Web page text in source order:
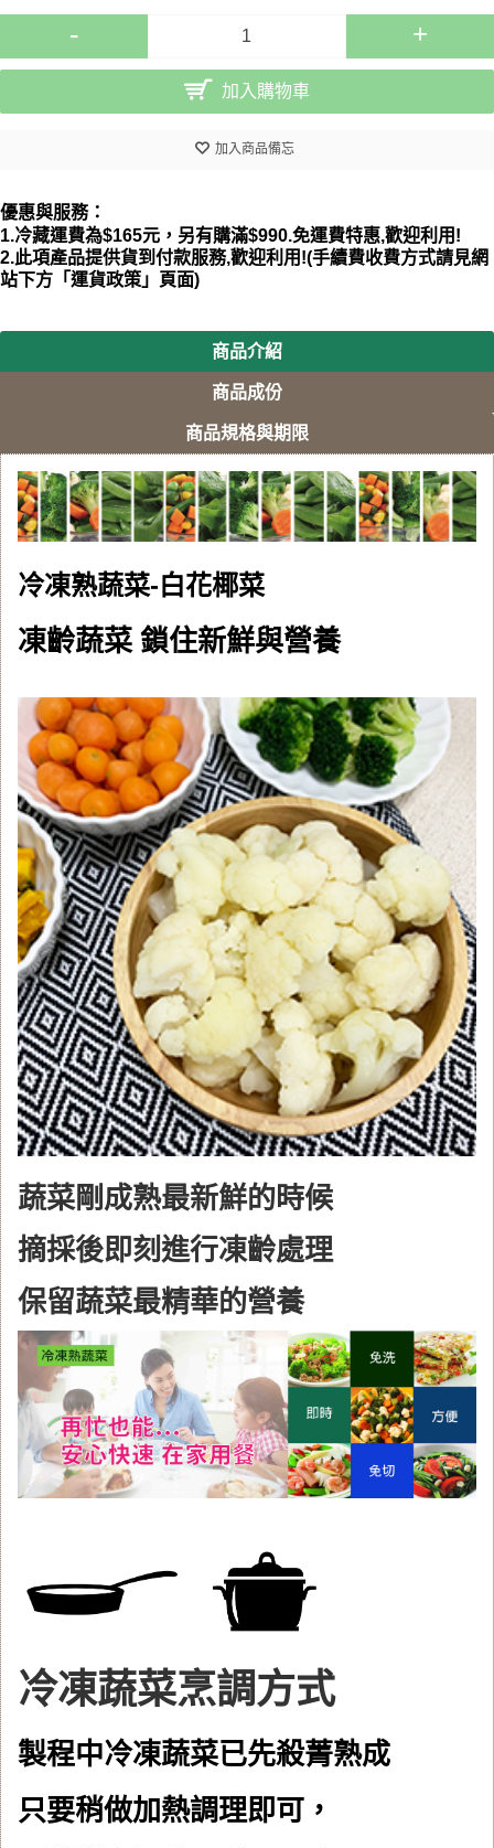
- +
加入購物車
加入商品備忘
優惠與服務：
1.冷藏運費為$165元，另有購滿$990.免運費特惠,歡迎利用 !
2.此項產品提供貨到付款服務,歡迎利用!(手續費收費方式請見網
站下方「運貨政策」頁面)
商品介紹
商品成份
商品規格與期限
冷凍熟蔬菜-白花椰菜
凍齡蔬菜 鎖住新鮮與營養
蔬菜剛成熟最新鮮的時候
摘採後即刻進行凍齡處理
保留蔬菜最精華的營養
冷凍蔬菜烹調方式
製程中冷凍蔬菜已先殺菁熟成
只要稍做加熱調理即可，